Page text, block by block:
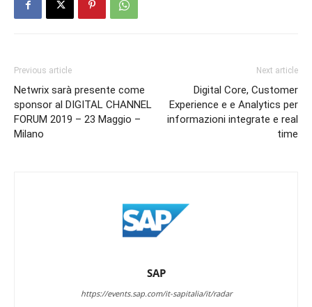
Previous article
Netwrix sarà presente come
sponsor al DIGITAL CHANNEL
FORUM 2019 – 23 Maggio –
Milano
Next article
Digital Core, Customer
Experience e e Analytics per
informazioni integrate e real
time
SAP
https://events.sap.com/it-sapitalia/it/radar